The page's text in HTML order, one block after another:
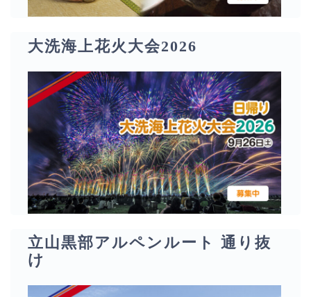
大洗海上花火大会2026
立山黒部アルペンルート 通り抜
け